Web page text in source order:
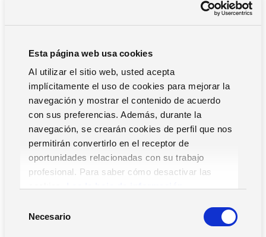
Esta página web usa cookies
Al utilizar el sitio web, usted acepta
implícitamente el uso de cookies para mejorar la
navegación y mostrar el contenido de acuerdo
con sus preferencias. Además, durante la
navegación, se crearán cookies de perfil que nos
permitirán convertirlo en el receptor de
oportunidades relacionadas con su trabajo
profesional. Para saber cómo desactivar las
Necesario
Filtros
Movilidad RR.HH.
ERP
RR.HH.
Pequeñas Empresas y Asesorías
Supply Chain